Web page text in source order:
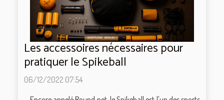
Les accessoires nécessaires pour
pratiquer le Spikeball
06/12/2022 07:54